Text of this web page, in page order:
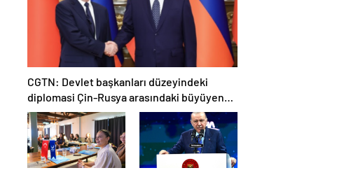
CGTN: Devlet başkanları düzeyindeki
diplomasi Çin-Rusya arasındaki büyüyen
ortaklığı güçlendiriyor